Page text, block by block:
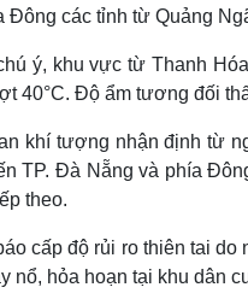
Đông các tỉnh từ Quảng
ý, khu vực từ Thanh
40°C. Độ ẩm tương đối
khí tượng nhận định từ
TP. Đà Nẵng và phía
theo.
cấp độ rủi ro thiên tai
nổ, hỏa hoạn tại khu dân